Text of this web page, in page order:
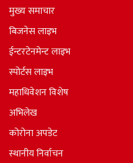
मुख्य समाचार
बिजनेस लाइभ
ईन्टरटेनमेन्ट लाइभ
स्पोर्टस लाइभ
महाधिवेशन विशेष
अभिलेख
कोरोना अपडेट
स्थानीय निर्वाचन